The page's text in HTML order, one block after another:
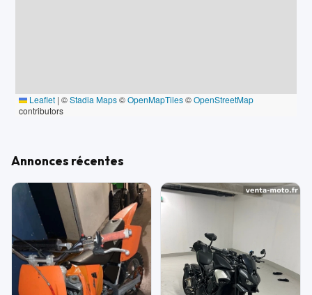
Leaflet | ©Stadia Maps©OpenMapTiles©OpenStreetMap
contributors
Annonces récentes